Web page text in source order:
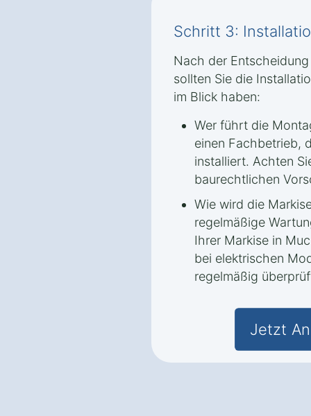
Schritt 3:
Nach der
sollten Sie die
im Blick haben:
Wer führt die
einen Fachbetrieb,
installiert. Achten
baurechtlichen
Wie wird die
regelmäßige
Ihrer Markise in
bei elektrischen
regelmäßig
Jetzt